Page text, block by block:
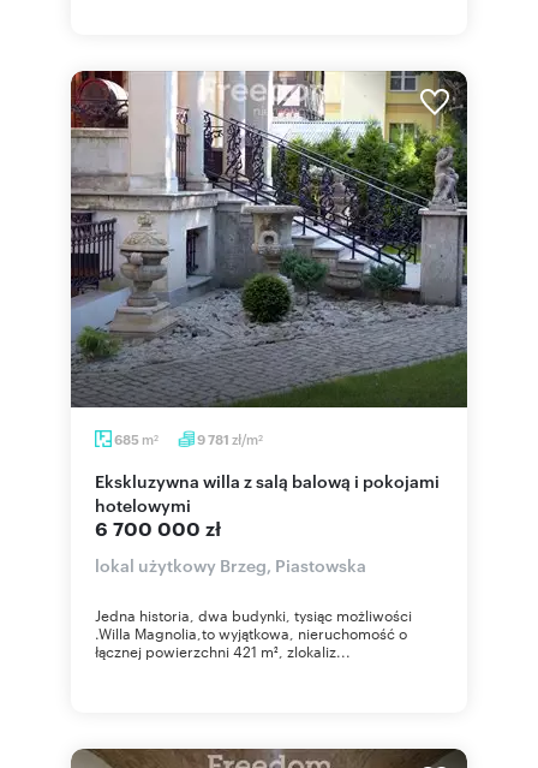
685 m2 9 781 zł/m2
Ekskluzywna willa z salą balową i pokojami
hotelowymi
6 700 000 zł
lokal użytkowy Brzeg, Piastowska
Jedna historia, dwa budynki, tysiąc możliwości
.Willa Magnolia,to wyjątkowa, nieruchomość o
łącznej powierzchni 421 m², zlokaliz...